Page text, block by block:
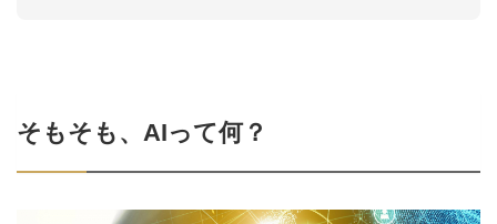
そもそも、AIって何？